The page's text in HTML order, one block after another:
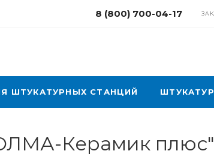
8 (800) 700-04-17
ШТУКАТУРНЫХ СТАНЦИЙ
Керамик